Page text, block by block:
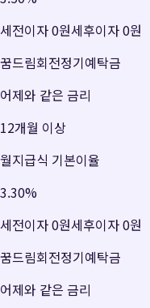
세전이자0원세후이자0원
꿈드림회전정기예탁금
어제와 같은 금리
12개월 이상
월지급식 기본이율
3.30%
세전이자0원세후이자0원
꿈드림회전정기예탁금
어제와 같은 금리